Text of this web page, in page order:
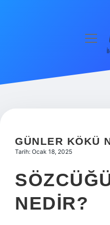
Hakkımızda
GÜNLER KÖKÜ
Tarih: Ocak 18, 2025
NEDIR?